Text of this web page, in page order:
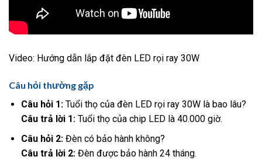
Video: Hướng dẫn lắp đặt đèn LED rọi ray 30W
Câu hỏi thường gặp
Câu hỏi 1:Tuổi thọ của đèn LED rọi ray 30W là bao lâu?
Câu trả lời 1:Tuổi thọ của chip LED là 40.000 giờ.
Câu hỏi 2:Đèn có bảo hành không?
Câu trả lời 2:Đèn được bảo hành 24 tháng.